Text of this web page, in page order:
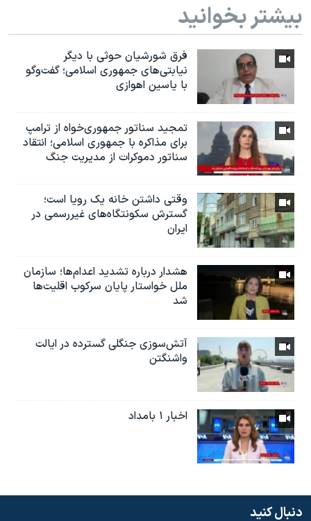
بیشتر بخوانید
فرق شورشیان حوثی با دیگر
نیابتی‌های جمهوری اسلامی؛ گفت‌وگو
با یاسین اهوازی
تمجید سناتور جمهوری‌خواه از ترامپ
برای مذاکره با جمهوری اسلامی؛ انتقاد
سناتور دموکرات از مدیریت جنگ
وقتی داشتن خانه یک رویا است؛
گسترش سکونتگاه‌های غیررسمی در
ایران
هشدار درباره تشدید اعدام‌ها؛ سازمان
ملل خواستار پایان سرکوب اقلیت‌ها
شد
آتش‌سوزی جنگلی گسترده در ایالت
واشنگتن
اخبار ۱ بامداد
دنبال کنید